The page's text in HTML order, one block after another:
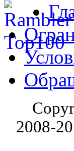
2008-